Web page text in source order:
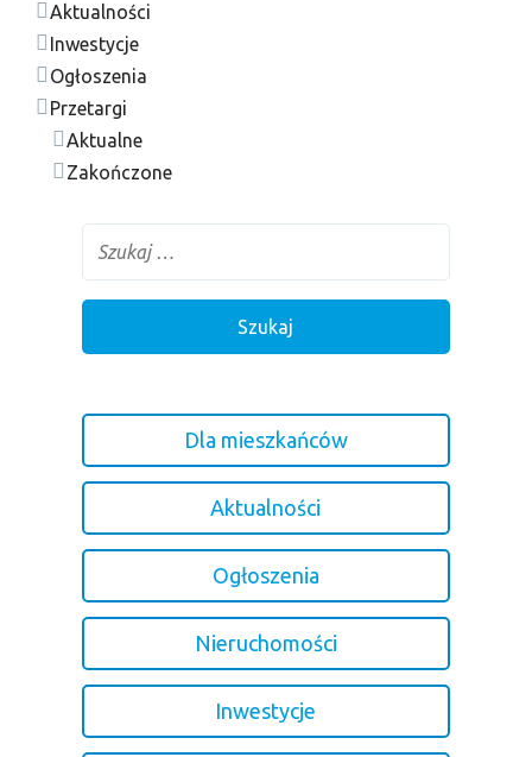
Aktualności
Inwestycje
Ogłoszenia
Przetargi
Aktualne
Zakończone
Dla mieszkańców
Aktualności
Ogłoszenia
Nieruchomości
Inwestycje